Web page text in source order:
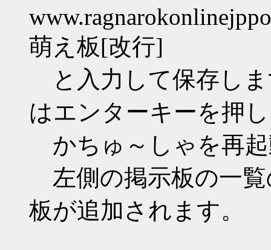
萌え板[改行]
と入力して保存し
はエンターキーを押
かちゅ～しゃを再
左側の掲示板の一覧
板が追加されます。